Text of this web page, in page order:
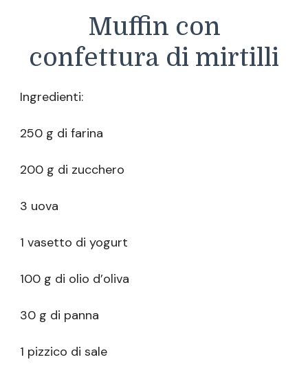
Muffin con
confettura di mirtilli
Ingredienti:
250 g di farina
200 g di zucchero
3 uova
1 vasetto di yogurt
100 g di olio d’oliva
30 g di panna
1 pizzico di sale